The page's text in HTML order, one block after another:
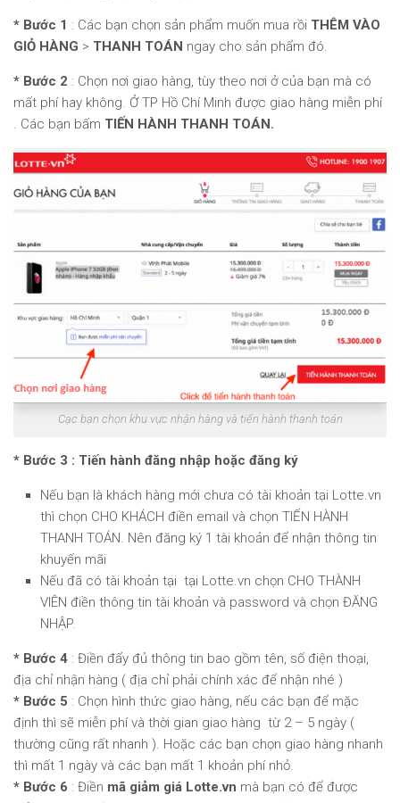
* Bước 1 : Các bạn chọn sản phẩm muốn mua rồi THÊM VÀO
GIỎ HÀNG > THANH TOÁN ngay cho sản phẩm đó.
* Bước 2 : Chọn nơi giao hàng, tùy theo nơi ở của bạn mà có
mất phí hay không. Ở TP Hồ Chí Minh được giao hàng miễn phí
. Các bạn bấm TIẾN HÀNH THANH TOÁN.
Cạc bạn chọn khu vực nhận hàng và tiến hành thanh toán
* Bước 3 : Tiến hành đăng nhập hoặc đăng ký
Nếu bạn là khách hàng mới chưa có tài khoản tại Lotte.vn
thì chọn CHO KHÁCH điền email và chọn TIẾN HÀNH
THANH TOÁN. Nên đăng ký 1 tài khoản để nhận thông tin
khuyến mãi
Nếu đã có tài khoản tại tại Lotte.vn chọn CHO THÀNH
VIÊN điền thông tin tài khoản và password và chọn ĐĂNG
NHẬP.
* Bước 4 : Điền đẩy đủ thông tin bao gồm tên, số điện thoại,
địa chỉ nhận hàng ( địa chỉ phải chính xác để nhận nhé )
* Bước 5 : Chọn hình thức giao hàng, nếu các bạn để mặc
định thì sẽ miễn phí và thời gian giao hàng từ 2 – 5 ngày (
thường cũng rất nhanh ). Hoặc các bạn chọn giao hàng nhanh
thì mất 1 ngày và các bạn mất 1 khoản phí nhỏ.
* Bước 6 : Điền mã giảm giá Lotte.vn mà bạn có để được